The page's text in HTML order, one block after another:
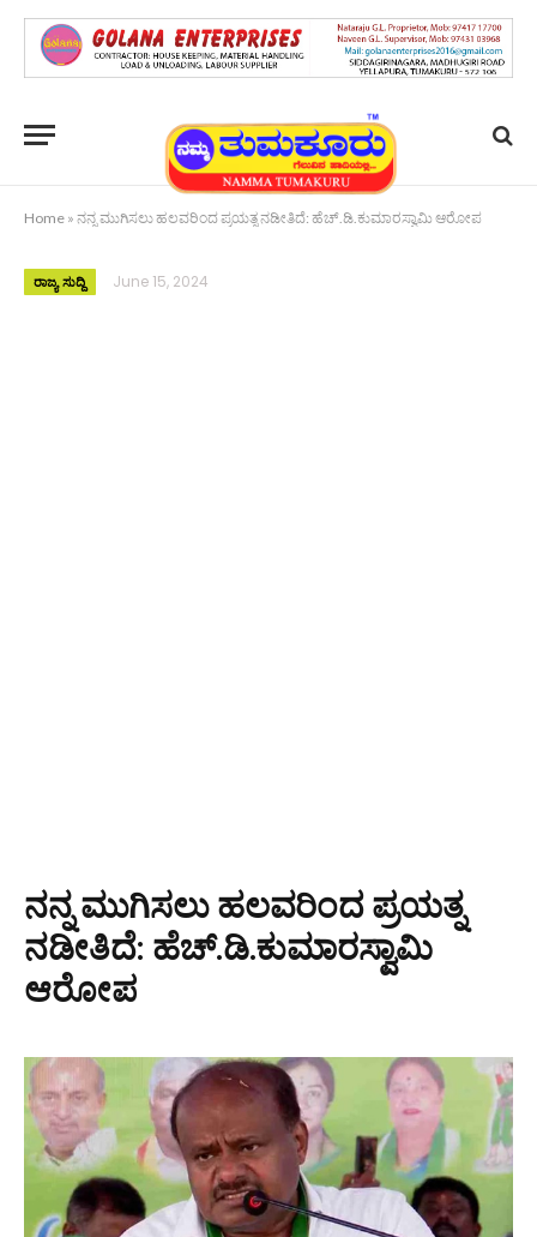
Home » ನನ್ನ ಮುಗಿಸಲು ಹಲವರಿಂದ ಪ್ರಯತ್ನ ನಡೀತಿದೆ: ಹೆಚ್.ಡಿ.ಕುಮಾರಸ್ವಾಮಿ ಆರೋಪ
ರಾಜ್ಯ ಸುದ್ದಿ June 15, 2024
ನನ್ನ ಮುಗಿಸಲು ಹಲವರಿಂದ ಪ್ರಯತ್ನ
ನಡೀತಿದೆ: ಹೆಚ್.ಡಿ.ಕುಮಾರಸ್ವಾಮಿ
ಆರೋಪ